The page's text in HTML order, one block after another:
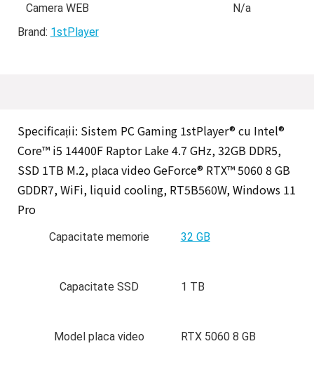
Camera WEB
N/a
Brand: 1stPlayer
Specificații: Sistem PC Gaming 1stPlayer® cu Intel®
Core™ i5 14400F Raptor Lake 4.7 GHz, 32GB DDR5,
SSD 1TB M.2, placa video GeForce® RTX™ 5060 8 GB
GDDR7, WiFi, liquid cooling, RT5B560W, Windows 11
Pro
Capacitate memorie 32 GB
Capacitate SSD 1 TB
Model placa video RTX 5060 8 GB